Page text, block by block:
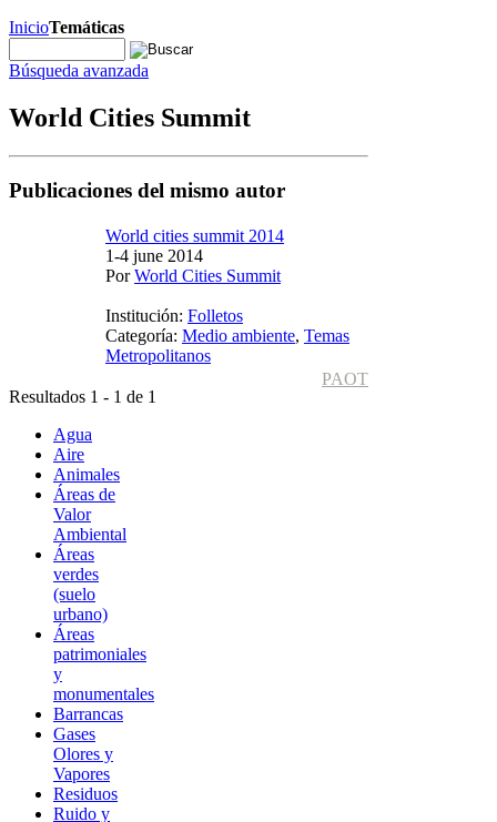
InicioTemáticas
Búsqueda avanzada
World Cities Summit
Publicaciones del mismo autor
World cities summit 2014
1-4 june 2014
PorWorld Cities Summit
Institución: Folletos
Categoría: Medio ambiente, Temas
Metropolitanos
PAOT
Resultados 1 - 1 de 1
Agua
Aire
Animales
Áreas de
Valor
Ambiental
Áreas
verdes
(suelo
urbano)
Áreas
patrimoniales
y
monumentales
Barrancas
Gases
Olores y
Vapores
Residuos
Ruido y